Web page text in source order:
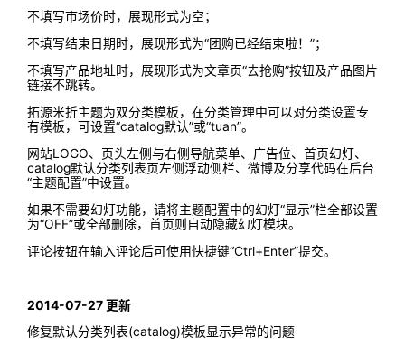
不填写市场价时，展现形式为空；
不填写结束日期时，展现形式为“团购已经结束啦！”；
不填写产品地址时，展现形式为文章页“去抢购”按钮及产品图片
链接不跳转。
拓源米折主题为双分类模板，在分类管理中可以对分类设置专
有模板，可设置“catalog默认”或“tuan”。
网站LOGO、页头左侧与右侧导航菜单、广告位、首页幻灯、
catalog默认分类列表页左侧浮动侧栏、微博及分享代码在后台
“主题配置”中设置。
如果不需要幻灯功能，请将主题配置中的幻灯“显示”栏全部设置
为“OFF”或全部删除，首页则自动隐藏幻灯模块。
评论按钮在输入评论后可使用快捷键“Ctrl+Enter”提交。
2014-07-27 更新
修复默认分类列表(catalog)模板显示异常的问题